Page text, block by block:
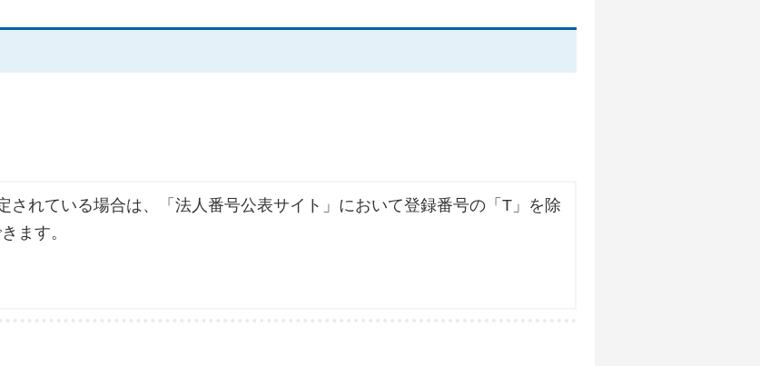
されている場合は、「法人番号公表サイト」において登録番号の「T」を除
ます。